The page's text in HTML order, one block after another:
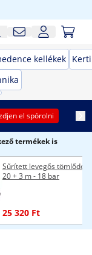
kellékek
el spórolni
termékek is
Sűrített levegős tömlődob
20 + 3 m - 18 bar
25 320 Ft